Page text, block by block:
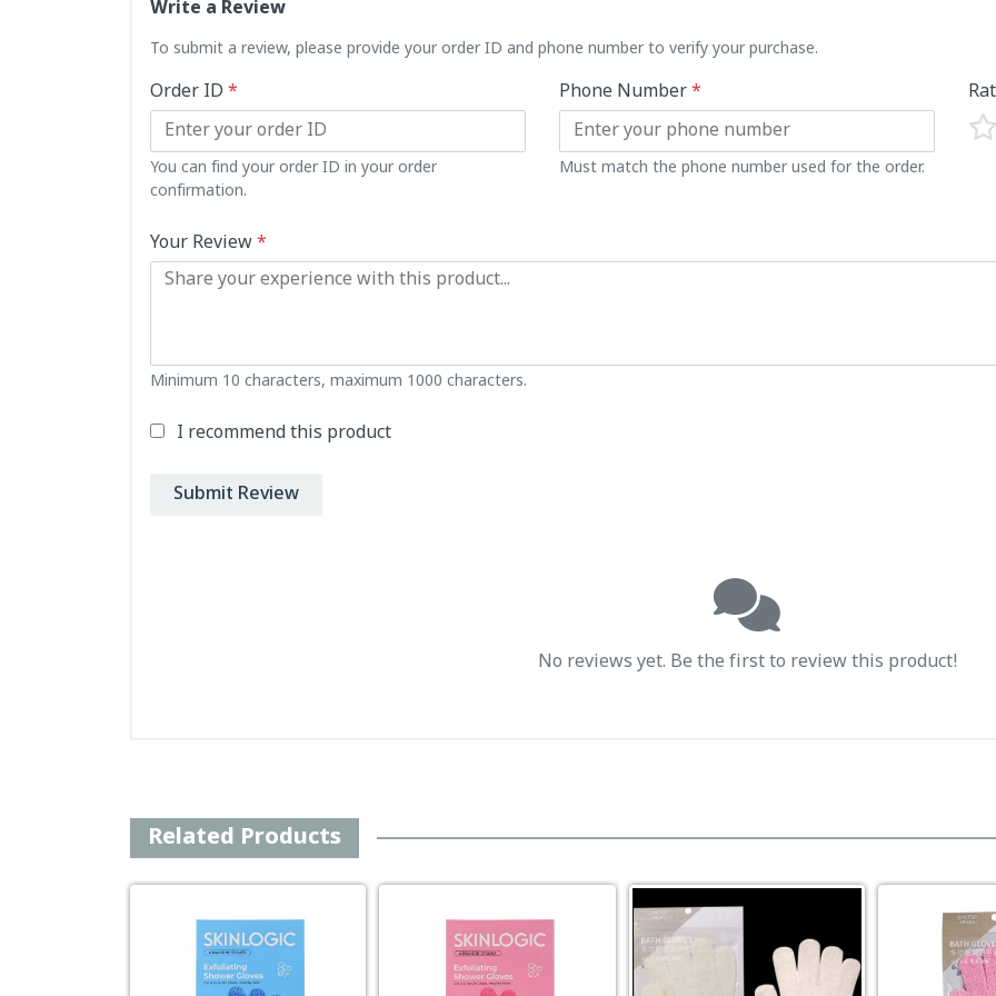
Write a Review
To submit a review, please provide your order ID and phone number to verify your purchase.
Order ID *
You can find your order ID in your order
confirmation.
Phone Number*
Must match the phone number used for the order.
Your Review*
Minimum 10 characters, maximum 1000 characters.
I recommend this product
Submit Review
No reviews yet. Be the first to review this product!
Related Products